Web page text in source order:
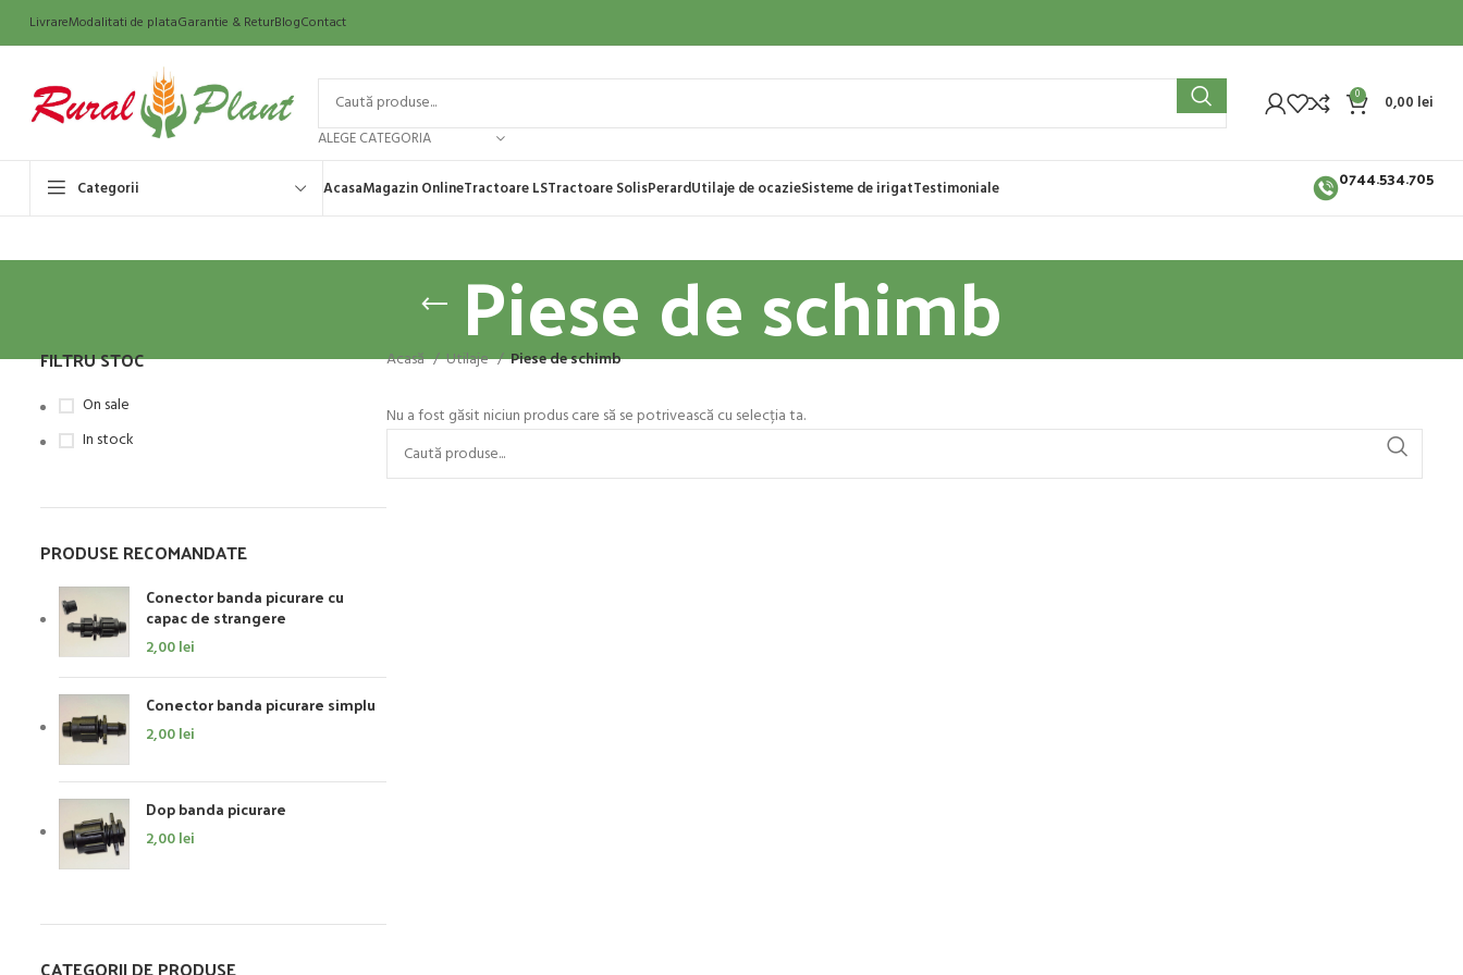
LivrareModalitati de plataGarantie & ReturBlogContact
ALEGE CATEGORIA
0 0,00 lei
Categorii AcasaMagazin OnlineTractoare LSTractoare SolisPerardUtilaje de ocazieSisteme de irigatTestimoniale 0744.534.705
Piese de schimb
FILTRU STOC
On sale
In stock
PRODUSE RECOMANDATE
Conector banda picurare cu
capac de strangere
2,00lei
Conector banda picurare simplu
2,00lei
Dop banda picurare
2,00lei
Acasă Utilaje Piese de schimb
Nu a fost găsit niciun produs care să se potrivească cu selecția ta.